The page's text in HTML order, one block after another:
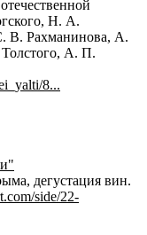
Н. А.
В. Рахманинова, А.
А. П.
8...
дегустация вин.
side/22-